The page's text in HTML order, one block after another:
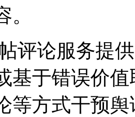
评论服务提
基于错误价
等方式干预